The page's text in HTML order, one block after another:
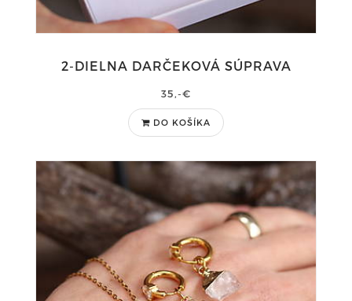
2-DIELNA DARČEKOVÁ SÚPRAVA
35,-€
DO KOŠÍKA